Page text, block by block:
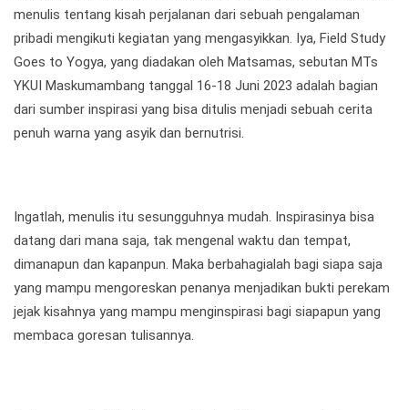
menulis tentang kisah perjalanan dari sebuah pengalaman
pribadi mengikuti kegiatan yang mengasyikkan. Iya, Field Study
Goes to Yogya, yang diadakan oleh Matsamas, sebutan MTs
YKUI Maskumambang tanggal 16-18 Juni 2023 adalah bagian
dari sumber inspirasi yang bisa ditulis menjadi sebuah cerita
penuh warna yang asyik dan bernutrisi.
Ingatlah, menulis itu sesungguhnya mudah. Inspirasinya bisa
datang dari mana saja, tak mengenal waktu dan tempat,
dimanapun dan kapanpun. Maka berbahagialah bagi siapa saja
yang mampu mengoreskan penanya menjadikan bukti perekam
jejak kisahnya yang mampu menginspirasi bagi siapapun yang
membaca goresan tulisannya.